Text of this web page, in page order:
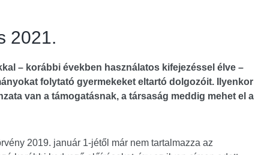
2021.
– korábbi években használatos kifejezéssel élve –
folytató gyermekeket eltartó dolgozóit. Ilyenkor
van a támogatásnak, a társaság meddig mehet el a
2019. január 1-jétől már nem tartalmazza az